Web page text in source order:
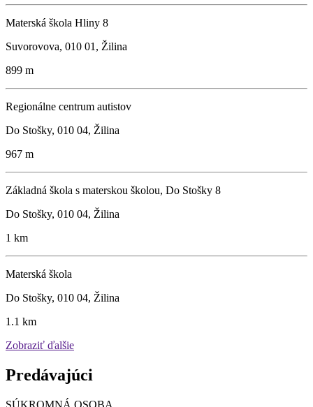
Materská škola Hliny 8
Suvorovova, 010 01, Žilina
899 m
Regionálne centrum autistov
Do Stošky, 010 04, Žilina
967 m
Základná škola s materskou školou, Do Stošky 8
Do Stošky, 010 04, Žilina
1 km
Materská škola
Do Stošky, 010 04, Žilina
1.1 km
Zobraziť ďalšie
Predávajúci